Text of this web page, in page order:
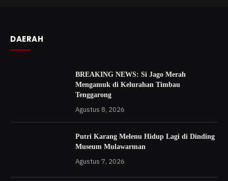
DAERAH
BREAKING NEWS: Si Jago Merah
Mengamuk di Kelurahan Timbau
Tenggarong
Agustus 8, 2026
Putri Karang Melenu Hidup Lagi di Dinding
Museum Mulawarman
Agustus 7, 2026